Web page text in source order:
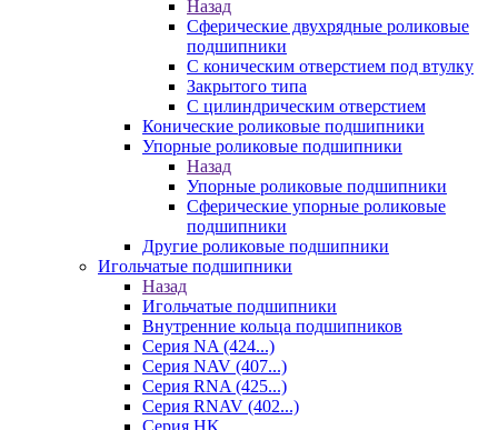
Назад
Сферические двухрядные роликовые
подшипники
С коническим отверстием под втулку
Закрытого типа
С цилиндрическим отверстием
Конические роликовые подшипники
Упорные роликовые подшипники
Назад
Упорные роликовые подшипники
Сферические упорные роликовые
подшипники
Другие роликовые подшипники
Игольчатые подшипники
Назад
Игольчатые подшипники
Внутренние кольца подшипников
Серия NA (424...)
Серия NAV (407...)
Серия RNA (425...)
Серия RNAV (402...)
Серия HK